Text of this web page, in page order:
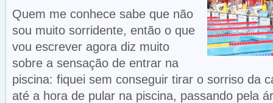
Quem me conhece sabe que não
sou muito sorridente, então o que
vou escrever agora diz muito
sobre a sensação de entrar na
piscina: fiquei sem conseguir tirar o sorriso da
até a hora de pular na piscina, passando pela